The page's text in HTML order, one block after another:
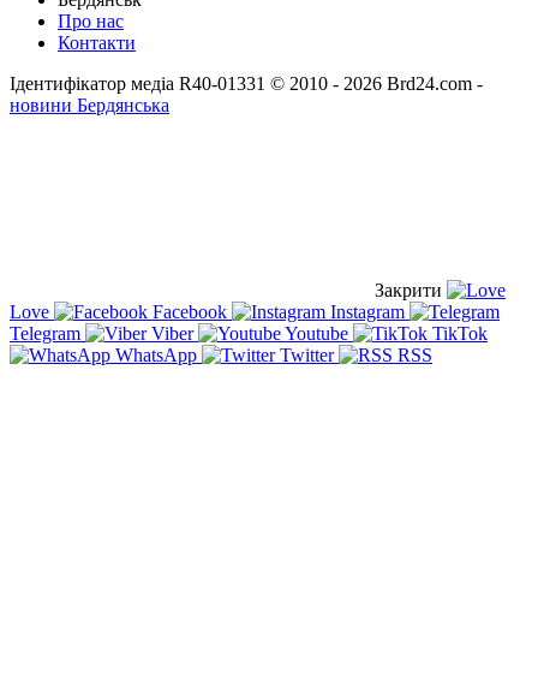
Про нас
Контакти
Ідентифікатор медіа R40-01331 © 2010 - 2026 Brd24.com -
новини Бердянська
Закрити
Love
Facebook
Instagram
Telegram
Viber Youtube
TikTok
WhatsApp
Twitter RSS